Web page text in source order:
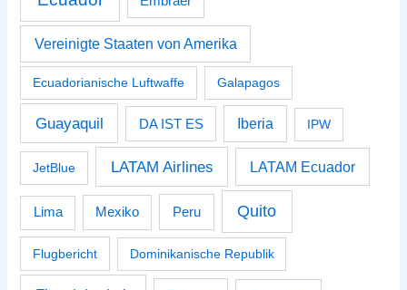
Vereinigte Staaten von Amerika
Ecuadorianische Luftwaffe Galapagos
Guayaquil DA IST ES Iberia IPW
JetBlue LATAM Airlines LATAM Ecuador
Lima Mexiko Peru Quito
Flugbericht Dominikanische Republik